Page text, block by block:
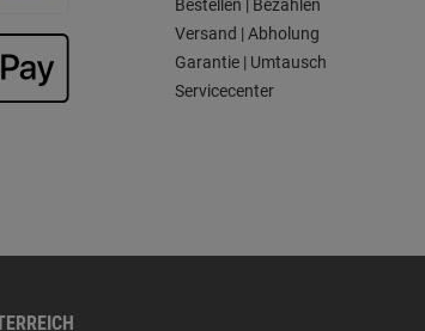
Bestellen | Bezahlen
Versand | Abholung
Garantie | Umtausch
Servicecenter